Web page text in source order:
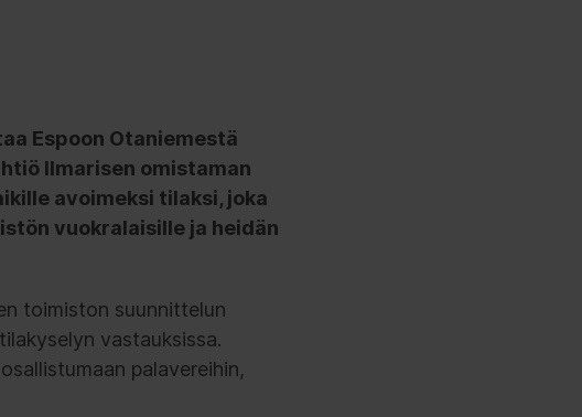
Espoon Otaniemestä
Ilmarisen omistaman
avoimeksi tilaksi, joka
vuokralaisille ja heidän
toimiston suunnittelun
vastauksissa.
palavereihin,